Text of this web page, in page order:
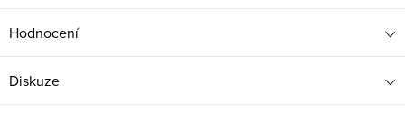
Hodnocení
Diskuze